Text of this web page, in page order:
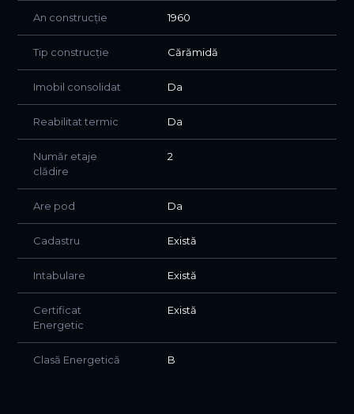
An construcție 1960
Tip construcție Cărămidă
Imobil consolidat Da
Reabilitat termic Da
Număr etaje
clădire
2
Are pod Da
Cadastru Există
Intabulare Există
Certificat
Energetic
Există
Clasă Energetică B